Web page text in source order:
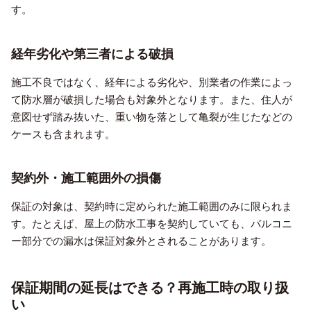
す。
経年劣化や第三者による破損
施工不良ではなく、経年による劣化や、別業者の作業によっ
て防水層が破損した場合も対象外となります。また、住人が
意図せず踏み抜いた、重い物を落として亀裂が生じたなどの
ケースも含まれます。
契約外・施工範囲外の損傷
保証の対象は、契約時に定められた施工範囲のみに限られま
す。たとえば、屋上の防水工事を契約していても、バルコニ
ー部分での漏水は保証対象外とされることがあります。
保証期間の延長はできる？再施工時の取り扱
い